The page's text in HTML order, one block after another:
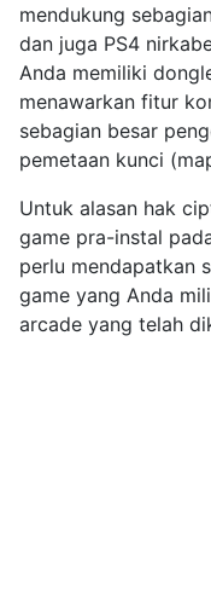
mendukung
dan juga PS4
Anda memiliki
menawarkan fitur
sebagian besar
pemetaan kunci
Untuk alasan hak
game pra-instal
perlu mendapatkan
game yang Anda
arcade yang telah